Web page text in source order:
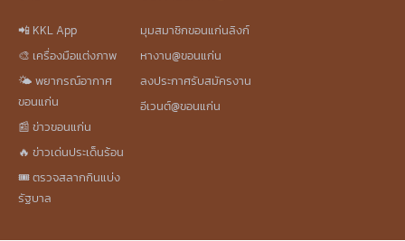
📲 KKL App
🎨 เครื่องมือแต่งภาพ
🌤️ พยากรณ์อากาศ
ขอนแก่น
📰 ข่าวขอนแก่น
🔥 ข่าวเด่นประเด็นร้อน
🎟️ ตรวจสลากกินแบ่ง
รัฐบาล
มุมสมาชิกขอนแก่นลิงก์
หางาน@ขอนแก่น
ลงประกาศรับสมัครงาน
อีเวนต์@ขอนแก่น